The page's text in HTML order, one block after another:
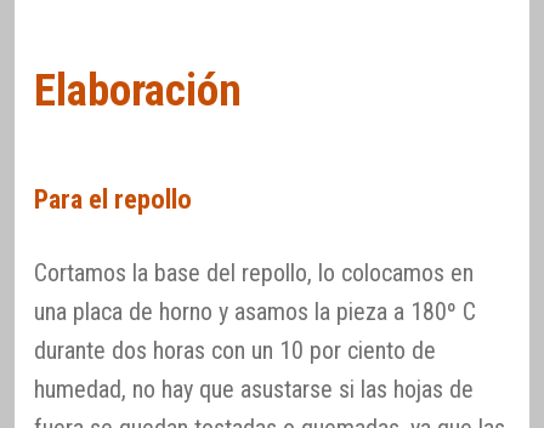
Elaboración
Para el repollo
Cortamos la base del repollo, lo colocamos en
una placa de horno y asamos la pieza a 180º C
durante dos horas con un 10 por ciento de
humedad, no hay que asustarse si las hojas de